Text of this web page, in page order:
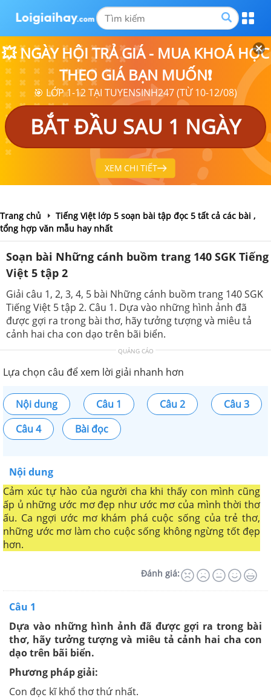
💥 NGÀY HỘI TRẢ GIÁ - MUA KHOÁ HỌC
THEO GIÁ BẠN MUỐN❗
🎯 LỚP 1-12 TẠI TUYENSINH247 (TỪ 10-12/08)
BẮT ĐẦU SAU 1 NGÀY
XEM CHI TIẾT
Trang chủ
Tiếng Việt lớp 5 soạn bài tập đọc 5 tất cả các bài ,
tổng hợp văn mẫu hay nhất
Soạn bài Những cánh buồm trang 140 SGK Tiếng
Việt 5 tập 2
Giải câu 1, 2, 3, 4, 5 bài Những cánh buồm trang 140 SGK
Tiếng Việt 5 tập 2. Câu 1. Dựa vào những hình ảnh đã
được gợi ra trong bài thơ, hãy tưởng tượng và miêu tả
cảnh hai cha con dạo trên bãi biển.
QUẢNG CÁO
Lựa chọn câu để xem lời giải nhanh hơn
Nội dung Câu 1 Câu 2
Câu 3
Câu 4
Bài đọc
Nội dung
Cảm xúc tự hào của người cha khi thấy con mình cũng
ấp ủ những ước mơ đẹp như ước mơ của mình thời thơ
ấu. Ca ngợi ước mơ khám phá cuộc sống của trẻ thơ,
những ước mơ làm cho cuộc sống không ngừng tốt đẹp
hơn.
Đánh giá:
Câu 1
Dựa vào những hình ảnh đã được gợi ra trong bài
thơ, hãy tưởng tượng và miêu tả cảnh hai cha con
dạo trên bãi biển.
Phương pháp giải:
Con đọc kĩ khổ thơ thứ nhất.